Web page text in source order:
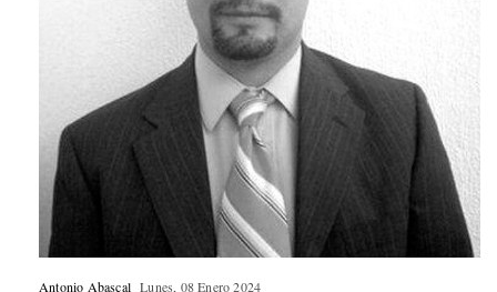
Antonio Abascal Lunes, 08 Enero 2024